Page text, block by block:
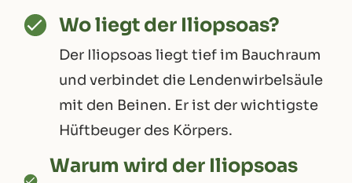
Wo liegt der Iliopsoas?
Der Iliopsoas liegt tief im Bauchraum
und verbindet die Lendenwirbelsäule
mit den Beinen. Er ist der wichtigste
Hüftbeuger des Körpers.
Warum wird der Iliopsoas